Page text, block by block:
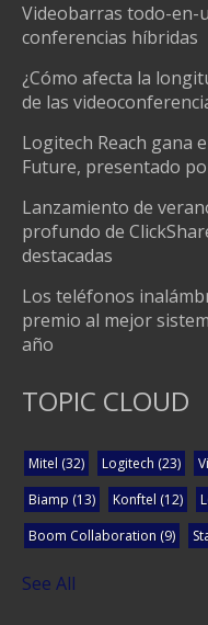
Videobarras todo-en-
conferencias híbridas
¿Cómo afecta la
de las
Logitech Reach gana
Future, presentado
Lanzamiento de
profundo de
destacadas
Los teléfonos
premio al mejor
año
TOPIC CLOUD
Mitel (32) Logitech (23)
Biamp (13) Konftel (12)
Boom Collaboration (9)
See All